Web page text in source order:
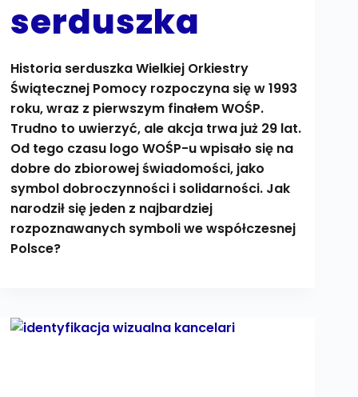
serduszka
Historia serduszka Wielkiej Orkiestry
Świątecznej Pomocy rozpoczyna się w 1993
roku, wraz z pierwszym finałem WOŚP.
Trudno to uwierzyć, ale akcja trwa już 29 lat.
Od tego czasu logo WOŚP-u wpisało się na
dobre do zbiorowej świadomości, jako
symbol dobroczynności i solidarności. Jak
narodził się jeden z najbardziej
rozpoznawanych symboli we współczesnej
Polsce?